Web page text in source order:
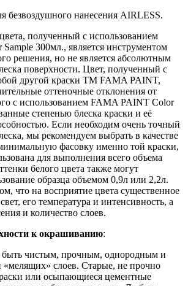
безвоздушного нанесения AIRLESS.
полученный с использованием
300мл., является инструментом
решения, но не является абсолютным
поверхности. Цвет, полученный с
другой краски ТМ FAMA PAINT,
оттеночные отклонения от
с использованием FAMA PAINT Color
степенью блеска краски и её
Если необходим очень точный
мы рекомендуем выбрать в качестве
фасовку именно той краски,
для выполнения всего объема
белого цвета также могут
образца объемом 0,9л или 2,2л.
что на восприятие цвета существенное
его температура и интенсивность, а
и количество слоев.
к окрашиванию:
чистым, прочным, однородным и
«мелящих» слоев. Старые, не прочно
или осыпающиеся цементные